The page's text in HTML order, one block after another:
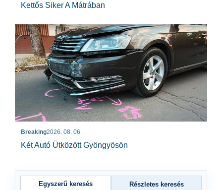
Kettős Siker A Mátrában
Breaking2026. 08. 06.
Két Autó Ütközött Gyöngyösön
Egyszerű keresés Részletes keresés